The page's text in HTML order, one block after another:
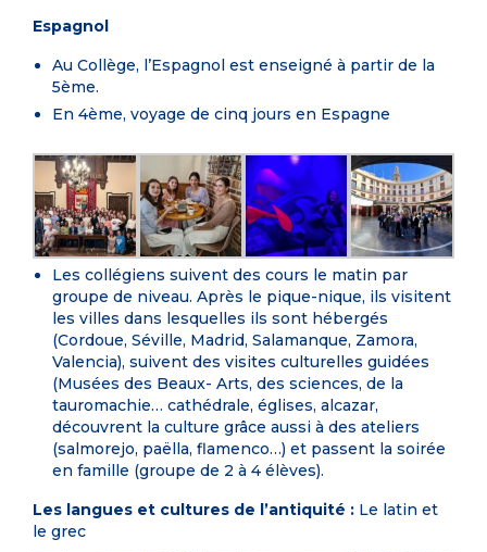
Espagnol
Au Collège, l’Espagnol est enseigné à partir de la
5ème.
En 4ème, voyage de cinq jours en Espagne
Les collégiens suivent des cours le matin par
groupe de niveau. Après le pique-nique, ils visitent
les villes dans lesquelles ils sont hébergés
(Cordoue, Séville, Madrid, Salamanque, Zamora,
Valencia), suivent des visites culturelles guidées
(Musées des Beaux- Arts, des sciences, de la
tauromachie… cathédrale, églises, alcazar,
découvrent la culture grâce aussi à des ateliers
(salmorejo, paëlla, flamenco…) et passent la soirée
en famille (groupe de 2 à 4 élèves).
Les langues et cultures de l’antiquité : Le latin et
le grec